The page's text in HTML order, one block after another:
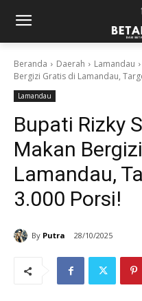
Beranda Daerah Lamandau
Bergizi Gratis di Lamandau,
Lamandau
Bupati Rizky
Makan
Lamandau,
3.000 Porsi!
By Putra 28/10/2025